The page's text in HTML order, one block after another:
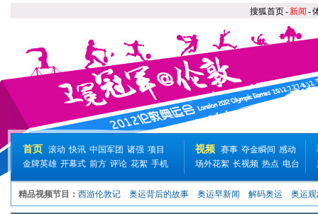
搜狐首页-新闻 -
首页 滚动 快讯 中国军团 诸强 项目
金牌英雄 开幕式 前方 评论 花絮 手机
视频 赛事 夺金瞬间 感动
场外花絮 长视频 热点 电台
精品视频节目： 西游伦敦记 奥运背后的故事 奥运早新闻 解码奥运 奥运